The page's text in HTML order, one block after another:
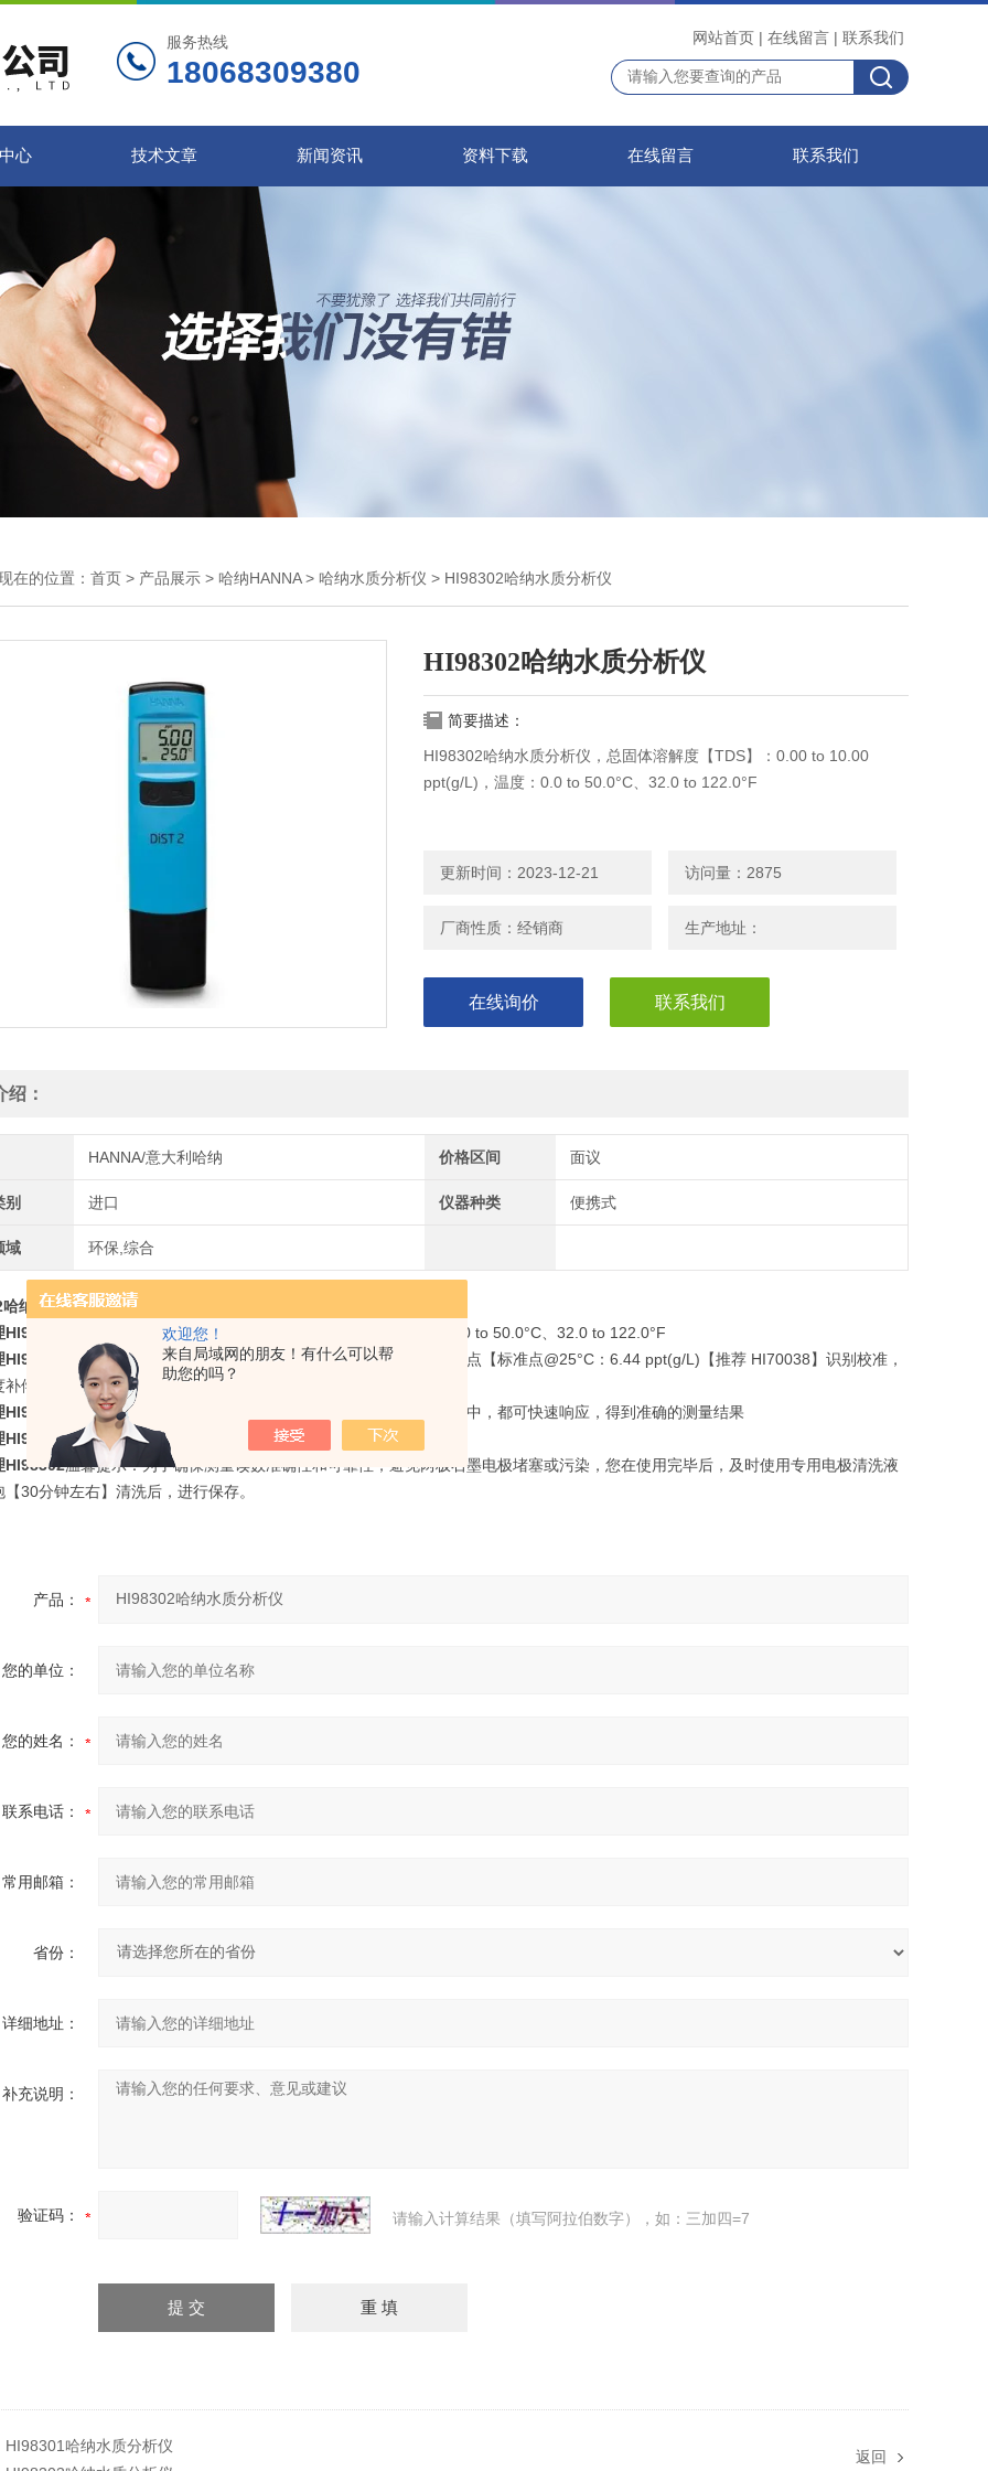
欢迎您！
来自局域网的朋友！有什么可以帮
助您的吗？
服务热线
18068309380
网站首页 | 在线留言 | 联系我们
心 技术文章 新闻资讯 资料下载 在线留言 联系我们
在的位置： 首页 > 产品展示 > 哈纳HANNA> 哈纳水质分析仪 > HI98302哈纳水质分析仪
HI98302哈纳水质分析仪
简要描述：
HI98302哈纳水质分析仪，总固体溶解度【TDS】：0.00 to 10.00
ppt(g/L)，温度：0.0 to 50.0°C、32.0 to 122.0°F
更新时间：2023-12-21 访问量：2875
厂商性质：经销商 生产地址：
在线询价 联系我们
绍：
HANNA/意大利哈纳 价格区间 面议
别 进口 仪器种类 便携式
域 环保,综合
纳水质分析仪
总固体溶解度【TDS】：0.00 to 10.00 ppt(g/L)，温度：0.0 to 50.0°C、32.0 to 122.0°F
新款外观设计，超大双行屏幕显示，操作便捷，自动识别单点【标准点@25°C：6.44 ppt(g/L)【推荐 HI70038】识别校准，
补偿，确保测量高精度数据和测量数据可靠性；
采用内置温度传感器和两极石墨电极，无论在任何恶劣环境中，都可快速响应，得到准确的测量结果
HI98302适用于食品饮料、水处理、环境分析等不同行业。
HI98302温馨提示：为了确保测量读数准确性和可靠性，避免两极石墨电极堵塞或污染，您在使用完毕后，及时使用专用电极清洗液
30分钟左右】清洗后，进行保存。
产品：
您的单位：
您的姓名：
联系电话：
常用邮箱：
省份：
详细地址：
补充说明：
验证码： 请输入计算结果（填写阿拉伯数字），如：三加四=7
HI98301哈纳水质分析仪
返回